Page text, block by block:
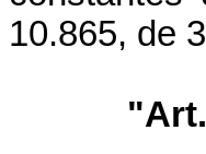
10.865, de